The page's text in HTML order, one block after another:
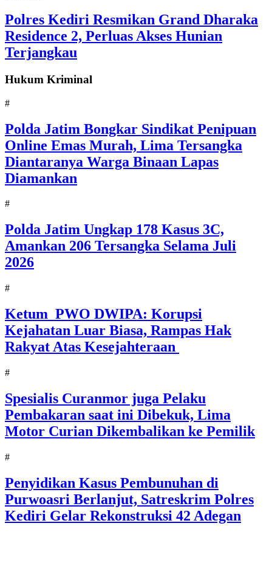
Polres Kediri Resmikan Grand Dharaka
Residence 2, Perluas Akses Hunian
Terjangkau
Hukum Kriminal
#
Polda Jatim Bongkar Sindikat Penipuan
Online Emas Murah, Lima Tersangka
Diantaranya Warga Binaan Lapas
Diamankan
#
Polda Jatim Ungkap 178 Kasus 3C,
Amankan 206 Tersangka Selama Juli
2026
#
Ketum PWO DWIPA: Korupsi
Kejahatan Luar Biasa, Rampas Hak
Rakyat Atas Kesejahteraan
#
Spesialis Curanmor juga Pelaku
Pembakaran saat ini Dibekuk, Lima
Motor Curian Dikembalikan ke Pemilik
#
Penyidikan Kasus Pembunuhan di
Purwoasri Berlanjut, Satreskrim Polres
Kediri Gelar Rekonstruksi 42 Adegan